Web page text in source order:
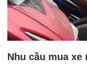
Nhu cầu mua